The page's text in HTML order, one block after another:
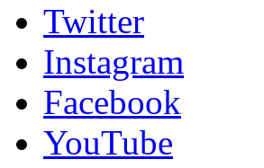
グッズ
ファンコミュニティ
ホームタウン
コラム
その他
TEAM
2026/27トップチーム
2026/27トップチームスタッフ
Twitter
Instagram
Facebook
YouTube